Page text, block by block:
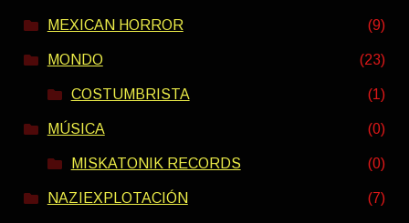
MEXICAN HORROR (9)
MONDO (23)
COSTUMBRISTA (1)
MÚSICA (0)
MISKATONIK RECORDS (0)
NAZIEXPLOTACIÓN (7)